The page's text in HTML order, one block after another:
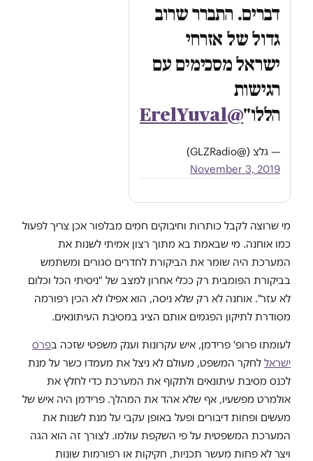
דברים. התברר שרוב
גדול של אזרחי
ישראל מסכימים עם
הגישות
הללו"@ErelYuval
— גלצ (@GLZRadio)
November 3, 2019
מי שרוצה לקבל כותרות וחיבוקים חמים מבלפור אכן צריך לפעול
כמו אוחנה. מי שבאמת בא מתוך רצון אמיתי לשנות את
המערכת היה שומר את הביקורת לחדרים סגורים ומשתמש
בביקורת הפומבית רק ככלי אחרון למצב של "ניסיתי הכל וכלום
לא עזר". אוחנה לא רק שלא ניסה, הוא אפילו לא הכין רפורמה
מסודרת לתיקון הפגמים אותם הציג במסיבת העיתונאים.
לעומתו פרופ' פרידמן, איש עקרונות וענק משפטי שזכה בפרס
ישראל לחקר המשפט, מעולם לא ניצל את מעמדו כשר על מנת
לכנס מסיבת עיתונאים ולתקוף את המערכת כדי לחלץ את
אולמרט מפשעיו, אף שלא אהד את המהלך. פרידמן היה איש של
מעשים ופחות דיבורים ופעל באופן עקבי על מנת לשנות את
המערכת המשפטית על פי השקפת עולמו. לצורך זה הוא הגה
ויצר לא פחות מעשר תכניות, חקיקות או רפורמות שונות